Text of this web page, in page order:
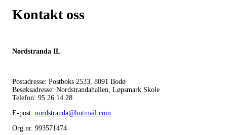
Kontakt oss
Nordstranda IL
Postadresse: Postboks 2533, 8091 Bodø
Besøksadresse: Nordstrandahallen, Løpsmark Skole
Telefon: 95 26 14 28
E-post: nordstranda@hotmail.com
Org.nr. 993571474